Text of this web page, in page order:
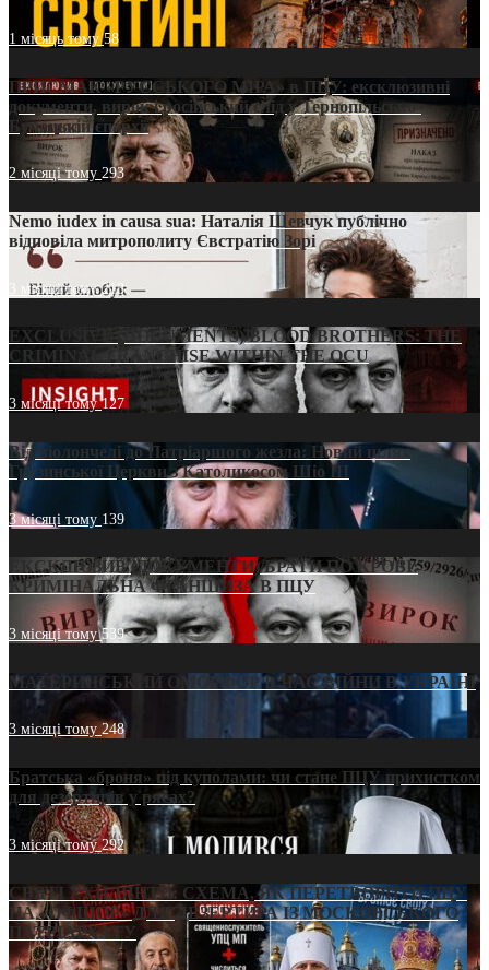
1 місяць тому58
ПРИСМАК «РУССЬКОГО МІРА» в ПЦУ: ексклюзивні
документи, вирок і російський слід у Тернопільсько-
Бучацькій єпархії
2 місяці тому 293
Nemo iudex in causa sua: Наталія Шевчук публічно
відповіла митрополиту Євстратію Зорі
3 місяці тому213
EXCLUSIVE (DOCUMENTS)/BLOOD BROTHERS: THE
CRIMINAL FRANCHISE WITHIN THE OCU
3 місяці тому127
Від віолончелі до Патріаршого жезла: Новий шлях
Грузинської Церкви з Католикосом Шіо III
3 місяці тому 139
ЕКСКЛЮЗИВ (ДОКУМЕНТИ)/БРАТИ ПО КРОВІ:
КРИМІНАЛЬНА ФРАНШИЗА В ПЦУ
3 місяці тому539
МАТЕРИНСЬКИЙ ОМОРФОР В ЧАС ВІЙНИ В УКРАЇНІ
3 місяці тому248
Братська «броня» під куполами: чи стане ПЦУ прихистком
для дезертирів у рясах?
3 місяці тому292
СВЯТІ УХИЛЯНТИ: СХЕМА, ЯК ПЕРЕТВОРИТИ ПЦУ
НА «ОФШОР» ДЛЯ ДЕЗЕРТИРА ІЗ МОСКОВСЬКОГО
ПАТРІАРХАТУ